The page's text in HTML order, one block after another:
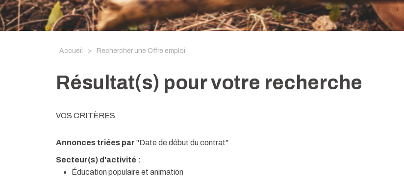
Accueil > Rechercher une Offre emploi
Résultat(s) pour votre recherche
VOS CRITÈRES
Annonces triées par "Date de début du contrat"
Secteur(s) d'activité :
Éducation populaire et animation